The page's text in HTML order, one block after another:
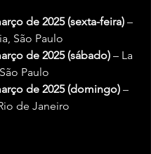
de 2025 (sexta-feira) –
São Paulo
de 2025 (sábado) – La
Paulo
de 2025 (domingo) –
de Janeiro